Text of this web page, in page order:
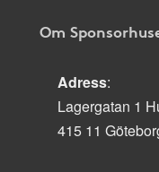
Om
Adress:
Lagergatan 1
415 11